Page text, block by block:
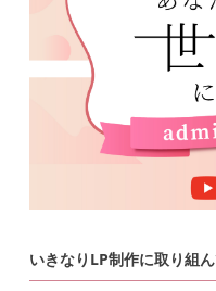
いきなりLP制作に取り組